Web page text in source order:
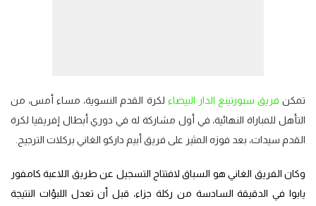
تمكن فريق سبورتينغ الدار البيضاء لكرة القدم النسوية، مساء أمس، من
التأهل للمباراة النهائية، في أول مشاركة له في دوري أبطال إفريقيا لكرة
القدم سيدات، بعد فوزه المثير على فريق أبيم داركو الغاني بركلات الترجيح.
وكان الفريق الغاني هو السباق لافتتاح التسجيل عن طريق اللاعبة كامفور
يابوا في الدقيقة السادسة من ركلة جزاء، قبل أن تعدل اللبؤات النتيجة